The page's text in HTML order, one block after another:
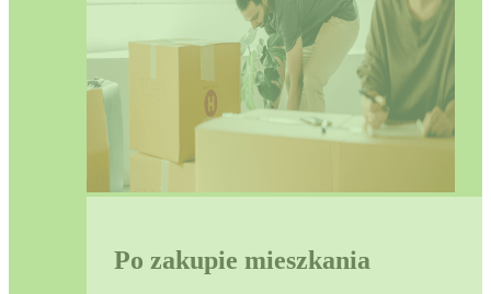
Po zakupie mieszkania